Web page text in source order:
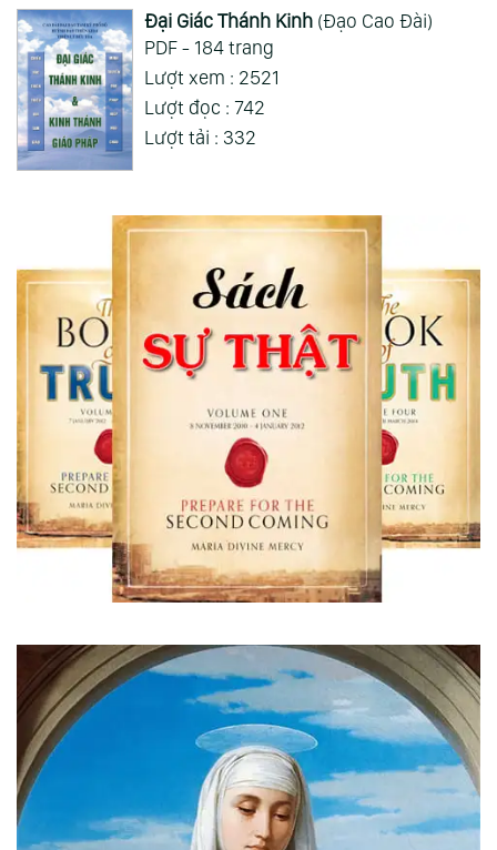
Đại Giác Thánh Kinh(Đạo Cao Đài)
PDF - 184 trang
Lượt xem : 2521
Lượt đọc : 742
Lượt tải : 332